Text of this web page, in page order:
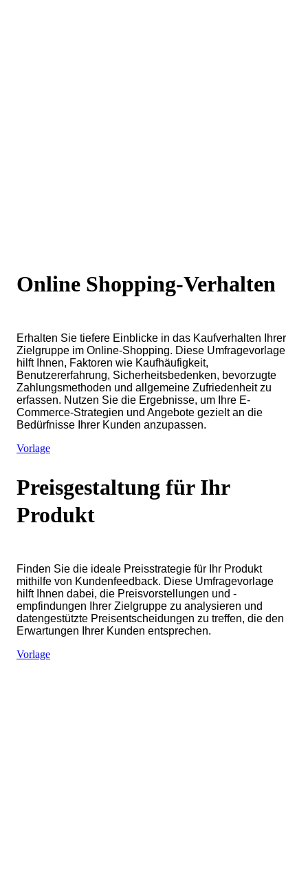
Online Shopping-Verhalten
Erhalten Sie tiefere Einblicke in das Kaufverhalten Ihrer
Zielgruppe im Online-Shopping. Diese Umfragevorlage
hilft Ihnen, Faktoren wie Kaufhäufigkeit,
Benutzererfahrung, Sicherheitsbedenken, bevorzugte
Zahlungsmethoden und allgemeine Zufriedenheit zu
erfassen. Nutzen Sie die Ergebnisse, um Ihre E-
Commerce-Strategien und Angebote gezielt an die
Bedürfnisse Ihrer Kunden anzupassen.
Vorlage
Preisgestaltung für Ihr
Produkt
Finden Sie die ideale Preisstrategie für Ihr Produkt
mithilfe von Kundenfeedback. Diese Umfragevorlage
hilft Ihnen dabei, die Preisvorstellungen und -
empfindungen Ihrer Zielgruppe zu analysieren und
datengestützte Preisentscheidungen zu treffen, die den
Erwartungen Ihrer Kunden entsprechen.
Vorlage